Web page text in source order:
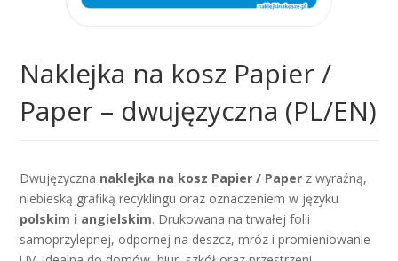
Naklejka na kosz Papier /
Paper – dwujęzyczna (PL/EN)
Dwujęzyczna naklejka na kosz Papier / Paper z wyraźną,
niebieską grafiką recyklingu oraz oznaczeniem w języku
polskim i angielskim. Drukowana na trwałej folii
samoprzylepnej, odpornej na deszcz, mróz i promieniowanie